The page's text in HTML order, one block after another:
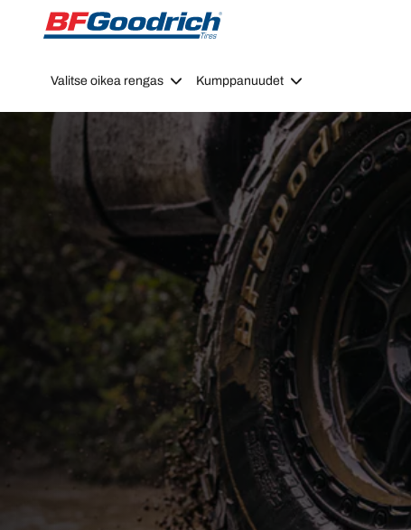
Go to page content
Go to page navigation
Valitse oikea rengas Kumppanuudet